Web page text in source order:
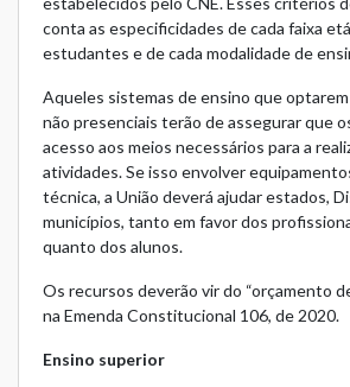
conta as especificidades de cada faixa
estudantes e de cada modalidade de
Aqueles sistemas de ensino que
não presenciais terão de assegurar que
acesso aos meios necessários para a
atividades. Se isso envolver
técnica, a União deverá ajudar estados,
municípios, tanto em favor dos
quanto dos alunos.
Os recursos deverão vir do “orçamento
na Emenda Constitucional 106, de 2020.
Ensino superior